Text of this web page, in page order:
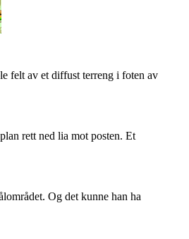
felt av et diffust terreng i foten av
rett ned lia mot posten. Et
Og det kunne han ha